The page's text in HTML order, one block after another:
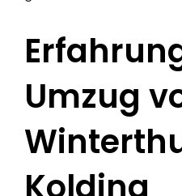
Umzug
Kolding